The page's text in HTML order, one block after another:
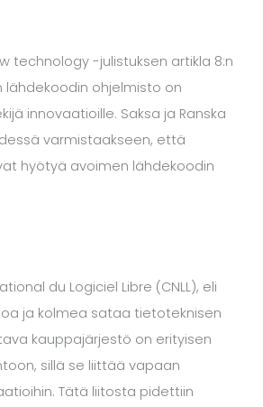
technology -julistuksen artikla 8:n
lähdekoodin ohjelmisto on
innovaatioille. Saksa ja Ranska
varmistaakseen, että
hyötyä avoimen lähdekoodin
du Logiciel Libre (CNLL), eli
ja kolmea sataa tietoteknisen
kauppajärjestö on erityisen
sillä se liittää vapaan
Tätä liitosta pidettiin